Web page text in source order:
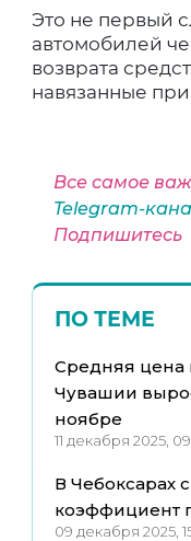
Это не первый
автомобилей
возврата
навязанные
Все самое
Telegram-
Подпишитесь
ПО ТЕМЕ
Средняя цена
Чувашии
ноябре
11 декабря 2025,
В Чебоксарах
коэффициент
09 декабря 2025,